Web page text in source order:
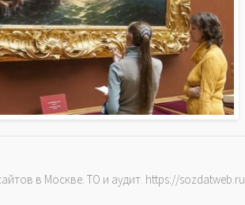
в Москве. ТО и аудит. https://sozdatweb.ru